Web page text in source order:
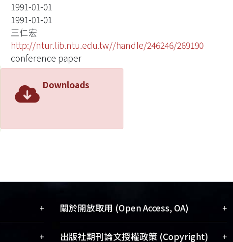
1991-01-01
1991-01-01
王仁宏
http://ntur.lib.ntu.edu.tw//handle/246246/269190
conference paper
Downloads
+
久珍藏 +
關於開放取用 (Open Access, OA) +
開放取用是從使用者角度提升資訊取用性
出版社期刊論文授權政策 (Copyright) +